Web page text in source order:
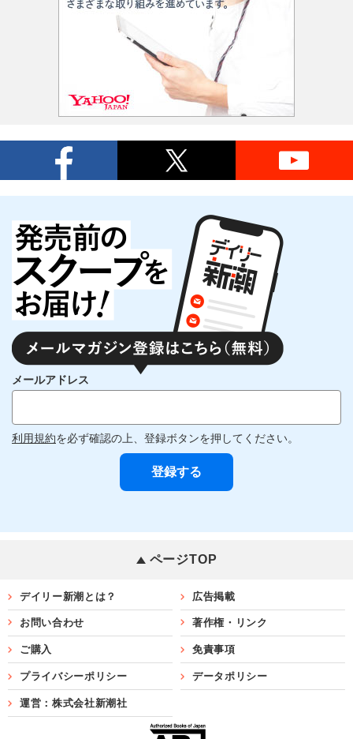
メールアドレス
利用規約を必ず確認の上、登録ボタンを押してください。
ページTOP
デイリー新潮とは？ 広告掲載
お問い合わせ 著作権・リンク
ご購入 免責事項
プライバシーポリシー データポリシー
運営：株式会社新潮社